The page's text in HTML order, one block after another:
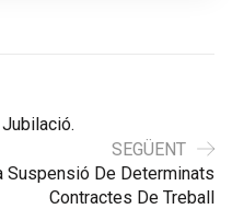
SEGÜENT
Suspensió De Determinats
Contractes De Treball